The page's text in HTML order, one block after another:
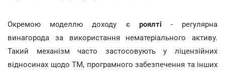
Окремою моделлю доходу є роялті - регулярна
винагорода за використання нематеріального активу.
Такий механізм часто застосовують у ліцензійних
відносинах щодо ТМ, програмного забезпечення та інших